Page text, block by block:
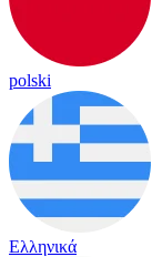
polski
Ελληνικά